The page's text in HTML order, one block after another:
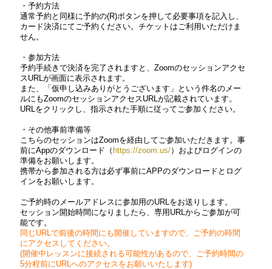
・予約方法
通常予約と同様に予約の(R)ボタンを押して必要事項を記入し、
カード決済にてご予約ください。チケットはご利用いただけま
せん。
・参加方法
予約手続きで決済を完了されますと、Zoomのセッションアクセ
スURLが画面に表示されます。
また、「仮申し込みありがとうございます」という件名のメー
ルにもZoomのセッションアクセスURLが記載されています。
URLをクリックし、指示された手順に従ってご参加ください。
・その他事前準備等
こちらのセッションはZoomを経由してご参加いただきます。事
前にAppのダウンロード（ https://zoom.us/）およびログインの
準備をお願いします。
携帯から参加される方は必ず事前にAPPのダウンロードとログ
インをお願いします。
ご予約時のメールアドレスに参加用のURLをお送りします。
セッション開始時間になりましたら、専用URLからご参加が可
能です。
同じURLで前後の時間にも開催していますので、ご予約の時間
にアクセスしてください。
(開催中レッスンに接続される可能性があるので、ご予約時間の
5分程前にURLへのアクセスをお願いいたします)